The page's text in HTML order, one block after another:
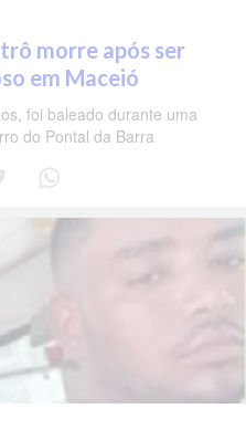
morre após ser
em Maceió
foi baleado durante uma
do Pontal da Barra